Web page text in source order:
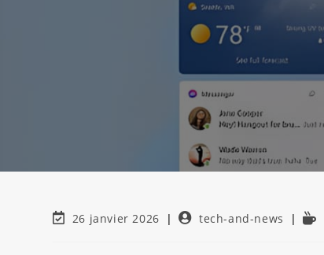
26 janvier 2026 tech-and-news